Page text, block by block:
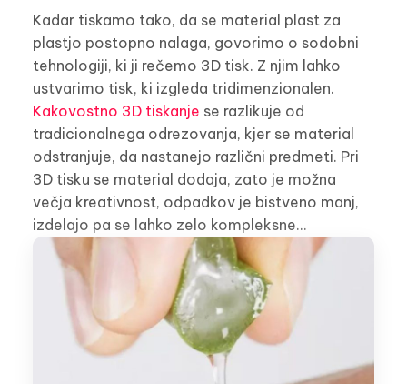
Kadar tiskamo tako, da se material plast za
plastjo postopno nalaga, govorimo o sodobni
tehnologiji, ki ji rečemo 3D tisk. Z njim lahko
ustvarimo tisk, ki izgleda tridimenzionalen.
Kakovostno 3D tiskanje se razlikuje od
tradicionalnega odrezovanja, kjer se material
odstranjuje, da nastanejo različni predmeti. Pri
3D tisku se material dodaja, zato je možna
večja kreativnost, odpadkov je bistveno manj,
izdelajo pa se lahko zelo kompleksne…